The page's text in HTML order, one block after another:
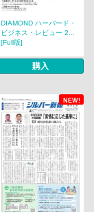
DIAMOND ハーバード・
ビジネス・レビュー 2...
[Full版]
購入
NEW!